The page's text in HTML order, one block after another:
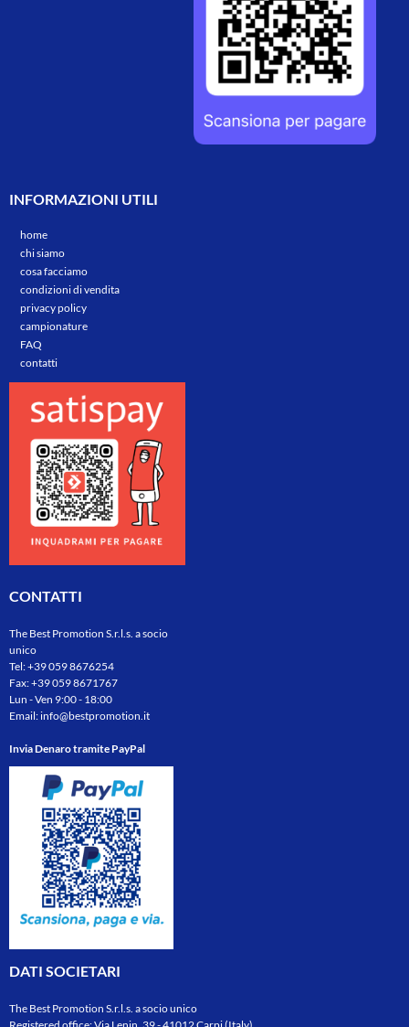
INFORMAZIONI UTILI
home
chi siamo
cosa facciamo
condizioni di vendita
privacy policy
campionature
FAQ
contatti
CONTATTI
The Best Promotion S.r.l.s. a socio
unico
Tel:+39 059 8676254
Fax: +39 059 8671767
Lun - Ven 9:00 - 18:00
Email:info@bestpromotion.it
Invia Denaro tramite PayPal
DATI SOCIETARI
The Best Promotion S.r.l.s. a socio unico